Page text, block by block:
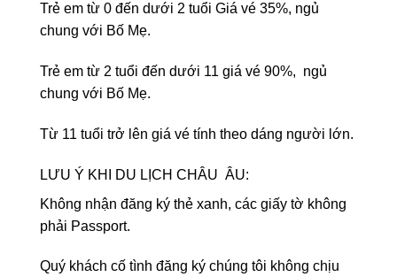
Trẻ em từ 0 đến dưới 2 tuổi Giá vé 35%, ngủ
chung với Bố Mẹ.
Trẻ em từ 2 tuổi đến dưới 11 giá vé 90%, ngủ
chung với Bố Mẹ.
Từ 11 tuổi trở lên giá vé tính theo dáng người lớn.
LƯU Ý KHI DU LỊCH CHÂU ÂU:
Không nhận đăng ký thẻ xanh, các giấy tờ không
phải Passport.
Quý khách cố tình đăng ký chúng tôi không chịu